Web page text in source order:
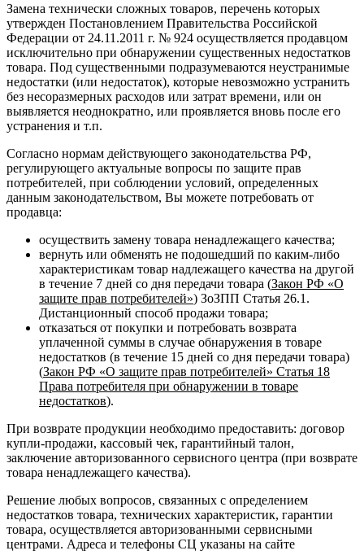
Замена технически сложных товаров, перечень которых
утвержден Постановлением Правительства Российской
Федерации от 24.11.2011 г. № 924 осуществляется продавцом
исключительно при обнаружении существенных недостатков
товара. Под существенными подразумеваются неустранимые
недостатки (или недостаток), которые невозможно устранить
без несоразмерных расходов или затрат времени, или он
выявляется неоднократно, или проявляется вновь после его
устранения и т.п.
Согласно нормам действующего законодательства РФ,
регулирующего актуальные вопросы по защите прав
потребителей, при соблюдении условий, определенных
данным законодательством, Вы можете потребовать от
продавца:
осуществить замену товара ненадлежащего качества;
вернуть или обменять не подошедший по каким-либо
характеристикам товар надлежащего качества на другой
в течение 7 дней со дня передачи товара (Закон РФ «О
защите прав потребителей») ЗоЗПП Статья 26.1.
Дистанционный способ продажи товара;
отказаться от покупки и потребовать возврата
уплаченной суммы в случае обнаружения в товаре
недостатков (в течение 15 дней со дня передачи товара)
(Закон РФ «О защите прав потребителей» Статья 18
Права потребителя при обнаружении в товаре
недостатков).
При возврате продукции необходимо предоставить: договор
купли-продажи, кассовый чек, гарантийный талон,
заключение авторизованного сервисного центра (при возврате
товара ненадлежащего качества).
Решение любых вопросов, связанных с определением
недостатков товара, технических характеристик, гарантии
товара, осуществляется авторизованными сервисными
центрами. Адреса и телефоны СЦ указаны на сайте